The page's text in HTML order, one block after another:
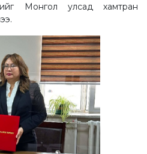
Монгол улсад хамтран